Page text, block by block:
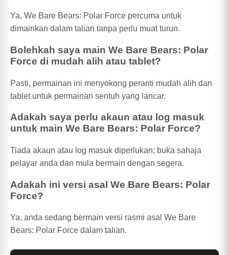
Ya, We Bare Bears: Polar Force percuma untuk
dimainkan dalam talian tanpa perlu muat turun.
Bolehkah saya main We Bare Bears: Polar
Force di mudah alih atau tablet?
Pasti, permainan ini menyokong peranti mudah alih dan
tablet untuk permainan sentuh yang lancar.
Adakah saya perlu akaun atau log masuk
untuk main We Bare Bears: Polar Force?
Tiada akaun atau log masuk diperlukan; buka sahaja
pelayar anda dan mula bermain dengan segera.
Adakah ini versi asal We Bare Bears: Polar
Force?
Ya, anda sedang bermain versi rasmi asal We Bare
Bears: Polar Force dalam talian.